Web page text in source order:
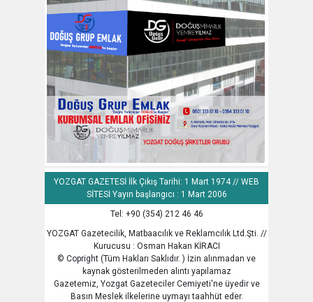
YOZGAT GAZETESİ İlk Çıkış Tarihi: 1 Mart 1974 // WEB
SİTESİ Yayın başlangıcı : 1 Mart 2006
Tel: +90 (354) 212 46 46
YOZGAT Gazetecilik, Matbaacılık ve Reklamcılık Ltd.Şti. //
Kurucusu : Osman Hakan KİRACI
© Copright (Tüm Hakları Saklıdır. ) İzin alınmadan ve
kaynak gösterilmeden alıntı yapılamaz
Gazetemiz, Yozgat Gazeteciler Cemiyeti'ne üyedir ve
Basın Meslek ilkelerine uymayı taahhüt eder.